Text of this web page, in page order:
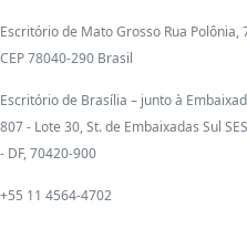
Escritório de Mato Grosso Rua Polônia,
CEP 78040-290 Brasil
Escritório de Brasília – junto à
807 - Lote 30, St. de Embaixadas Sul
- DF, 70420-900
+55 11 4564-4702